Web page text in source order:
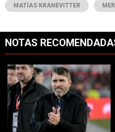
MATÍAS KRANEVITTER
NOTAS
Un artículo de tendencia con el